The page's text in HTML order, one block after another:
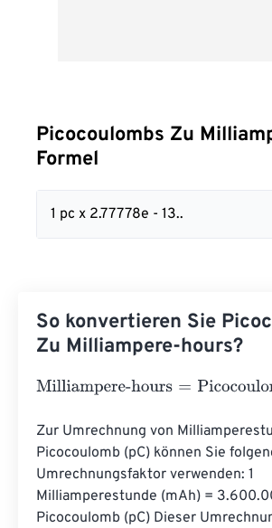
Picocoulombs Zu
Formel
1 pc x 2.77778e - 13..
So konvertieren Sie
Zu Milliampere-hours?
Milliampere-hours=Picocoulombs×
Zur Umrechnung von
Picocoulomb (pC) können Sie
Umrechnungsfaktor verwenden: 1
Milliamperestunde (mAh) =
Picocoulomb (pC) Dieser